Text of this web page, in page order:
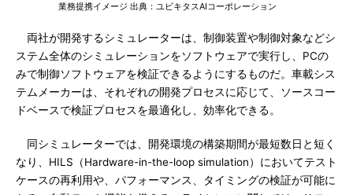
業務提携イメージ 出典：ユビキタスAIコーポレーション
両社が開発するシミュレーターは、制御装置や制御対象などシ
ステム全体のシミュレーションをソフトウェアで実行し、PCの
みで制御ソフトウェアを検証できるようにするものだ。車載シス
テムメーカーは、それぞれの開発プロセスに応じて、ソースコー
ドベースで検証プロセスを最適化し、効率化できる。
同シミュレーターでは、開発環境の構築期間が最短数日と短く
なり、HILS（Hardware-in-the-loop simulation）においてテスト
ケースの再利用や、パフォーマンス、タイミングの検証が可能に